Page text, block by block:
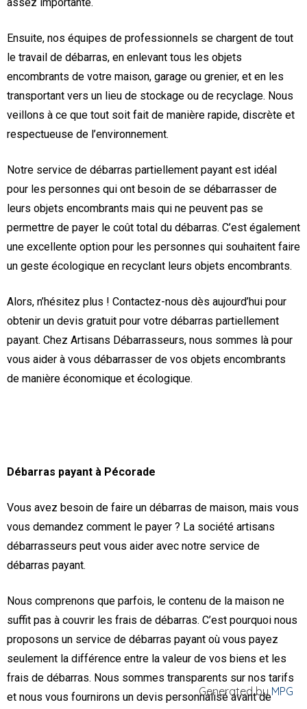
Ensuite, nos équipes de professionnels se chargent de tout
le travail de débarras, en enlevant tous les objets
encombrants de votre maison, garage ou grenier, et en les
transportant vers un lieu de stockage ou de recyclage. Nous
veillons à ce que tout soit fait de manière rapide, discrète et
respectueuse de l’environnement.
Notre service de débarras partiellement payant est idéal
pour les personnes qui ont besoin de se débarrasser de
leurs objets encombrants mais qui ne peuvent pas se
permettre de payer le coût total du débarras. C’est également
une excellente option pour les personnes qui souhaitent faire
un geste écologique en recyclant leurs objets encombrants.
Alors, n’hésitez plus ! Contactez-nous dès aujourd’hui pour
obtenir un devis gratuit pour votre débarras partiellement
payant. Chez Artisans Débarrasseurs, nous sommes là pour
vous aider à vous débarrasser de vos objets encombrants
de manière économique et écologique.
Débarras payant à Pécorade
Vous avez besoin de faire un débarras de maison, mais vous
vous demandez comment le payer ? La société artisans
débarrasseurs peut vous aider avec notre service de
débarras payant.
Nous comprenons que parfois, le contenu de la maison ne
suffit pas à couvrir les frais de débarras. C’est pourquoi nous
proposons un service de débarras payant où vous payez
seulement la différence entre la valeur de vos biens et les
frais de débarras. Nous sommes transparents sur nos tarifs
et nous vous fournirons un devis personnalisé avant de
Generated byMPG